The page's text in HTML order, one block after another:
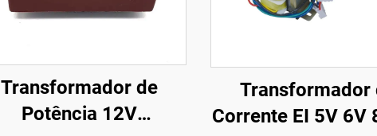
Transformador de
Potência 12V
Transformador
Corrente EI 5V 6V